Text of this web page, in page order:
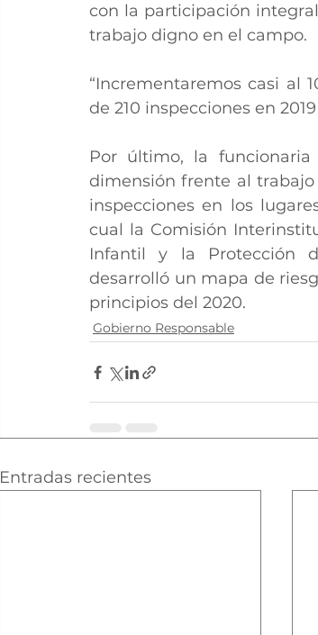
con la participación
trabajo digno en el campo.
“Incrementaremos casi al
de 210 inspecciones en
Por último, la
dimensión frente al
inspecciones en los
cual la Comisión
Infantil y la Protección
desarrolló un mapa de
principios del 2020.
Gobierno Responsable
Entradas recientes